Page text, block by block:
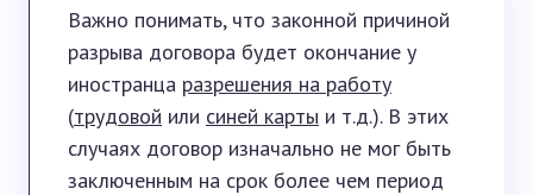
Важно понимать, что законной причиной
разрыва договора будет окончание у
иностранца разрешения на работу
(трудовой или синей карты и т.д.). В этих
случаях договор изначально не мог быть
заключенным на срок более чем период